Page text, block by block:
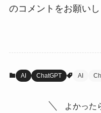
のコメントをお願いし
AI ChatGPT AI
よかった